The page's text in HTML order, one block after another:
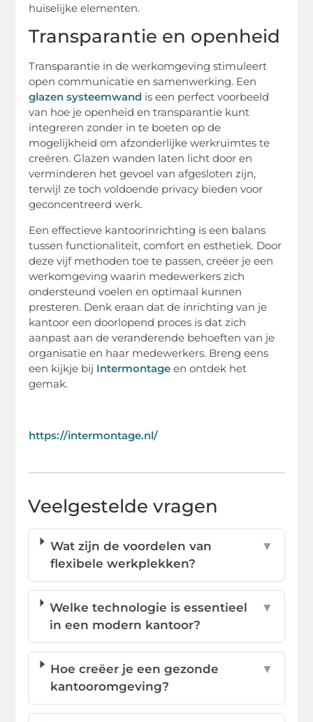
huiselijke elementen.
Transparantie en openheid
Transparantie in de werkomgeving stimuleert
open communicatie en samenwerking. Een
glazen systeemwand is een perfect voorbeeld
van hoe je openheid en transparantie kunt
integreren zonder in te boeten op de
mogelijkheid om afzonderlijke werkruimtes te
creëren. Glazen wanden laten licht door en
verminderen het gevoel van afgesloten zijn,
terwijl ze toch voldoende privacy bieden voor
geconcentreerd werk.
Een effectieve kantoorinrichting is een balans
tussen functionaliteit, comfort en esthetiek. Door
deze vijf methoden toe te passen, creëer je een
werkomgeving waarin medewerkers zich
ondersteund voelen en optimaal kunnen
presteren. Denk eraan dat de inrichting van je
kantoor een doorlopend proces is dat zich
aanpast aan de veranderende behoeften van je
organisatie en haar medewerkers. Breng eens
een kijkje bij Intermontage en ontdek het
gemak.
https://intermontage.nl/
Veelgestelde vragen
Wat zijn de voordelen van
flexibele werkplekken?
▼
Welke technologie is essentieel
in een modern kantoor?
▼
Hoe creëer je een gezonde
kantooromgeving?
▼